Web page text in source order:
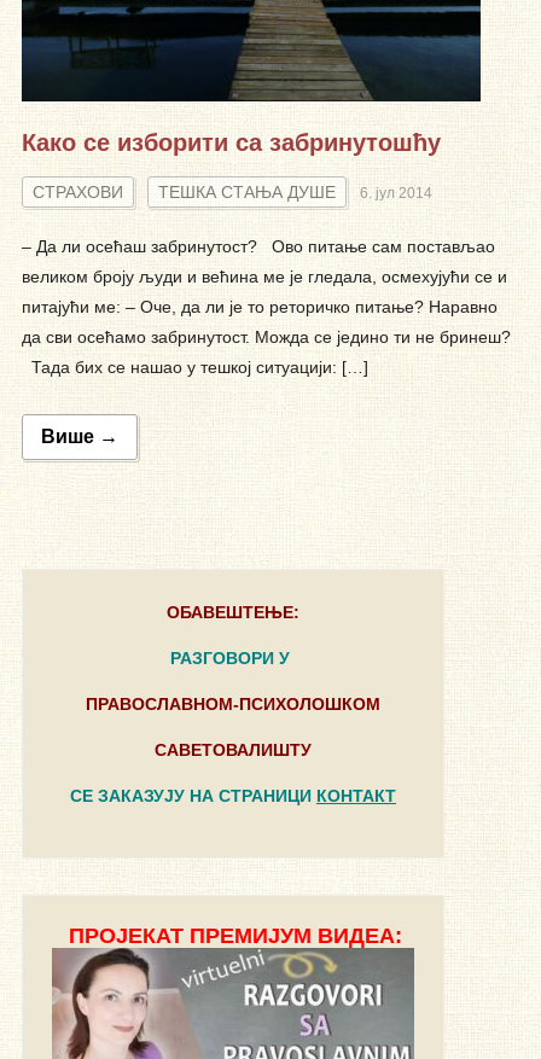
Како се изборити са забринутошћу
СТРАХОВИ ТЕШКА СТАЊА ДУШЕ 6. јул 2014
– Да ли осећаш забринутост? Ово питање сам постављао
великом броју људи и већина ме је гледала, осмехујући се и
питајући ме: – Оче, да ли је то реторичко питање? Наравно
да сви осећамо забринутост. Можда се једино ти не бринеш?
Тада бих се нашао у тешкој ситуацији: […]
Више →
ОБАВЕШТЕЊЕ:
РАЗГОВОРИ У
ПРАВОСЛАВНОМ-ПСИХОЛОШКОМ
САВЕТОВАЛИШТУ
СЕ ЗАКАЗУЈУ НА СТРАНИЦИ КОНТАКТ
ПРОЈЕКАТ ПРЕМИЈУМ ВИДЕА: